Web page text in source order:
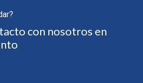
con nosotros en